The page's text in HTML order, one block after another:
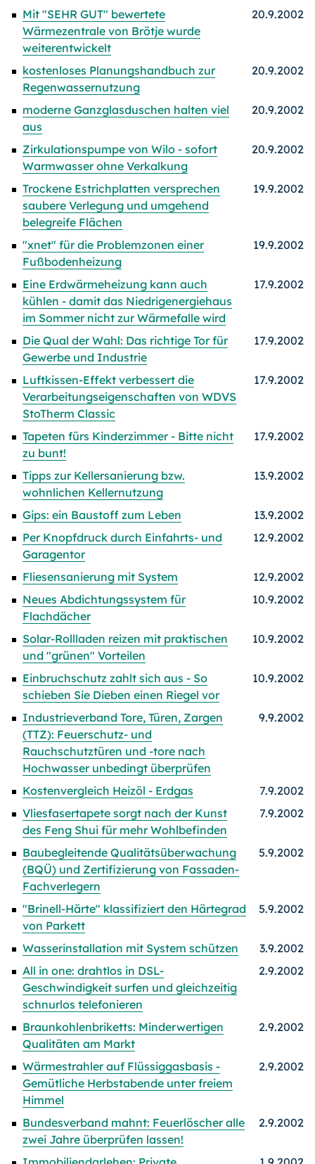
Mit "SEHR GUT" bewertete
Wärmezentrale von Brötje wurde
weiterentwickelt
20.9.2002
kostenloses Planungshandbuch zur
Regenwassernutzung
20.9.2002
moderne Ganzglasduschen halten viel
aus
20.9.2002
Zirkulationspumpe von Wilo - sofort
Warmwasser ohne Verkalkung
20.9.2002
Trockene Estrichplatten versprechen
saubere Verlegung und umgehend
belegreife Flächen
19.9.2002
"xnet" für die Problemzonen einer
Fußbodenheizung
19.9.2002
Eine Erdwärmeheizung kann auch
kühlen - damit das Niedrigenergiehaus
im Sommer nicht zur Wärmefalle wird
17.9.2002
Die Qual der Wahl: Das richtige Tor für
Gewerbe und Industrie
17.9.2002
Luftkissen-Effekt verbessert die
Verarbeitungseigenschaften von WDVS
StoTherm Classic
17.9.2002
Tapeten fürs Kinderzimmer - Bitte nicht
zu bunt!
17.9.2002
Tipps zur Kellersanierung bzw.
wohnlichen Kellernutzung
13.9.2002
Gips: ein Baustoff zum Leben
13.9.2002
Per Knopfdruck durch Einfahrts- und
Garagentor
12.9.2002
Fliesensanierung mit System
12.9.2002
Neues Abdichtungssystem für
Flachdächer
10.9.2002
Solar-Rollladen reizen mit praktischen
und "grünen" Vorteilen
10.9.2002
Einbruchschutz zahlt sich aus - So
schieben Sie Dieben einen Riegel vor
10.9.2002
Industrieverband Tore, Türen, Zargen
(TTZ): Feuerschutz- und
Rauchschutztüren und -tore nach
Hochwasser unbedingt überprüfen
9.9.2002
Kostenvergleich Heizöl - Erdgas
7.9.2002
Vliesfasertapete sorgt nach der Kunst
des Feng Shui für mehr Wohlbefinden
7.9.2002
Baubegleitende Qualitätsüberwachung
(BQÜ) und Zertifizierung von Fassaden-
Fachverlegern
5.9.2002
"Brinell-Härte" klassifiziert den Härtegrad
von Parkett
5.9.2002
Wasserinstallation mit System schützen
3.9.2002
All in one: drahtlos in DSL-
Geschwindigkeit surfen und gleichzeitig
schnurlos telefonieren
2.9.2002
Braunkohlenbriketts: Minderwertigen
Qualitäten am Markt
2.9.2002
Wärmestrahler auf Flüssiggasbasis -
Gemütliche Herbstabende unter freiem
Himmel
2.9.2002
Bundesverband mahnt: Feuerlöscher alle
zwei Jahre überprüfen lassen!
2.9.2002